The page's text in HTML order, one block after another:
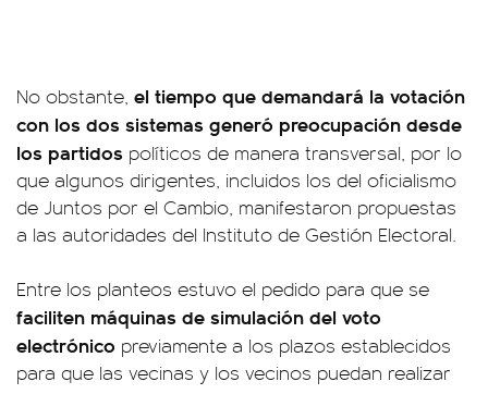
No obstante, el tiempo que demandará la votación
con los dos sistemas generó preocupación desde
los partidos políticos de manera transversal, por lo
que algunos dirigentes, incluidos los del oficialismo
de Juntos por el Cambio, manifestaron propuestas
a las autoridades del Instituto de Gestión Electoral.
Entre los planteos estuvo el pedido para que se
faciliten máquinas de simulación del voto
electrónico previamente a los plazos establecidos
para que las vecinas y los vecinos puedan realizar